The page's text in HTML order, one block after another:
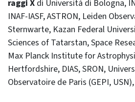
raggi X di Università di Bologna,
INAF-IASF, ASTRON, Leiden
Sternwarte, Kazan Federal
Sciences of Tatarstan, Space
Max Planck Institute for
Hertfordshire, DIAS, SRON,
Observatoire de Paris (GEPI,